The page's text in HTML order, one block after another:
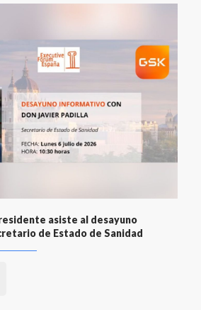
asiste al desayuno
de Estado de Sanidad